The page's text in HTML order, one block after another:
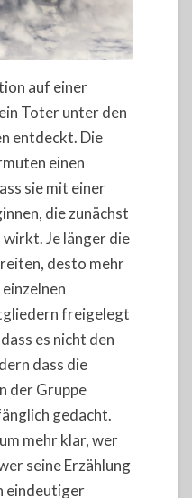
auf einer
Toter unter den
entdeckt. Die
einen
sie mit einer
die zunächst
Je länger die
desto mehr
freigelegt
es nicht den
dass die
der Gruppe
gedacht.
mehr klar, wer
seine Erzählung
eindeutiger